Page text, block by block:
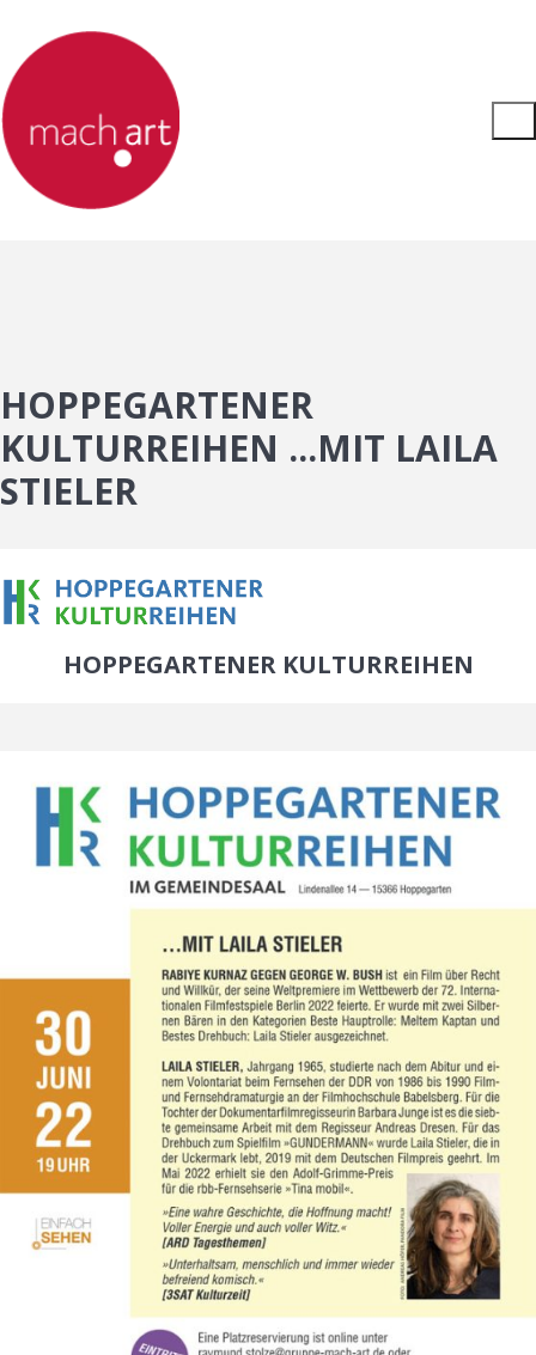
HOPPEGARTENER
KULTURREIHEN ...MIT LAILA
STIELER
HOPPEGARTENER KULTURREIHEN